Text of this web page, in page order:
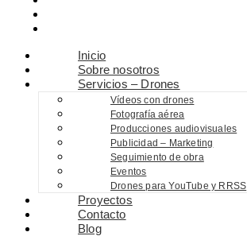
Inicio
Sobre nosotros
Servicios – Drones
Vídeos con drones
Fotografía aérea
Producciones audiovisuales
Publicidad – Marketing
Seguimiento de obra
Eventos
Drones para YouTube y RRSS
Proyectos
Contacto
Blog